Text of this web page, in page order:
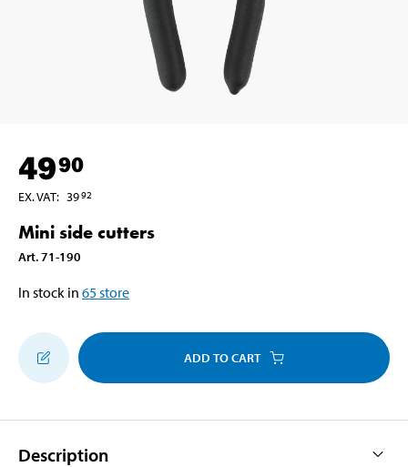
4990
EX. VAT: 3992
Mini side cutters
Art.71-190
In stock in 65store
ADD TO CART
Description